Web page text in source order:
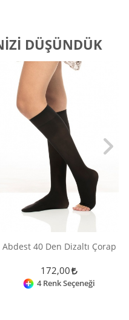
DÜŞÜNDÜK
Abdest 40 Den Dizaltı Çorap
172,00
4 Renk Seçeneği